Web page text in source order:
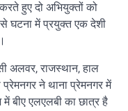
हुए दो अभियुक्तों को
घटना में प्रयुक्त एक देशी
अलवर, राजस्थान, हाल
प्रेमनगर ने थाना प्रेमनगर में
बीए एलएलबी का छात्र है